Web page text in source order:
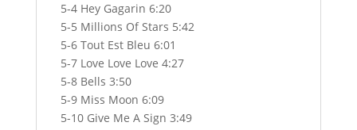
5-4 Hey Gagarin 6:20
5-5 Millions Of Stars 5:42
5-6 Tout Est Bleu 6:01
5-7 Love Love Love 4:27
5-8 Bells 3:50
5-9 Miss Moon 6:09
5-10 Give Me A Sign 3:49